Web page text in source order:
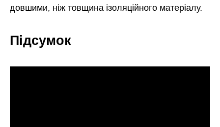
довшими, ніж товщина ізоляційного матеріалу.
Підсумок